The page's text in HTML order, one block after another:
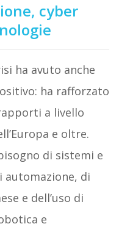
cyber
ha avuto anche
ha rafforzato
a livello
e oltre.
di sistemi e
automazione, di
e dell’uso di
e